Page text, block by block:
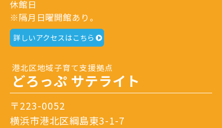
休館日
※隔月日曜開館あり。
詳しいアクセスはこちら
港北区地域子育て支援拠点
どろっぷ サテライト
〒223-0052
横浜市港北区綱島東3-1-7